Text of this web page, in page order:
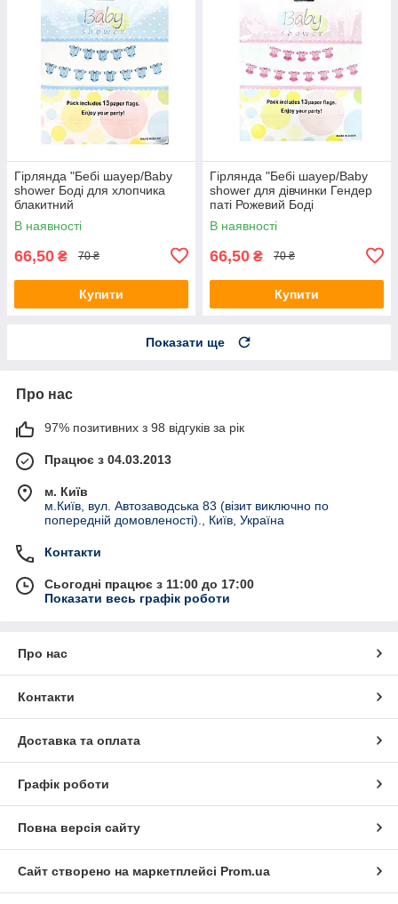
Гірлянда "Бебі шауер/Baby
shower Боді для хлопчика
блакитний
В наявності
66,50 ₴ 70 ₴
Купити
Гірлянда "Бебі шауер/Baby
shower для дівчинки Гендер
паті Рожевий Боді
В наявності
66,50 ₴ 70 ₴
Купити
Показати ще
Про нас
97% позитивних з 98 відгуків за рік
Працює з 04.03.2013
м. Київ
м.Київ, вул. Автозаводська 83 (візит виключно по
попередній домовленості)., Київ, Україна
Контакти
Сьогодні працює з 11:00 до 17:00
Показати весь графік роботи
Про нас
Контакти
Доставка та оплата
Графік роботи
Повна версія сайту
Сайт створено на маркетплейсі Prom.ua